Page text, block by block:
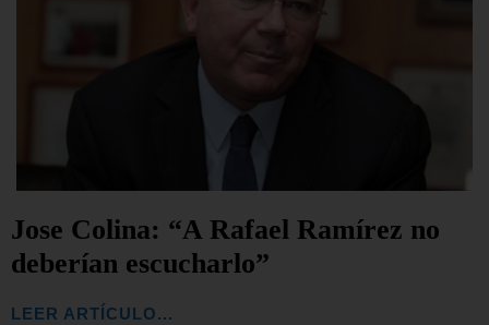
Jose Colina: “A Rafael Ramírez no
deberían escucharlo”
LEER ARTÍCULO...